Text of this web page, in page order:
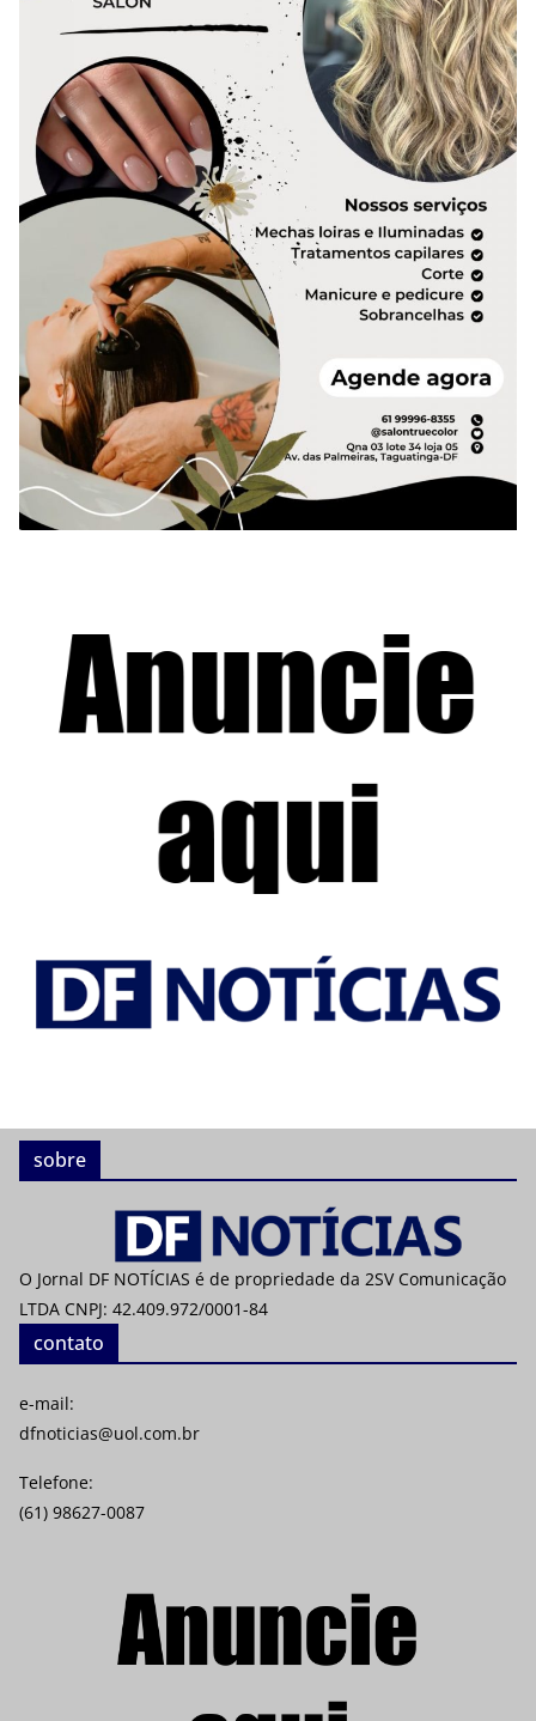
sobre
O Jornal DF NOTÍCIAS é de propriedade da 2SV Comunicação
LTDA CNPJ: 42.409.972/0001-84
contato
e-mail:
dfnoticias@uol.com.br
Telefone:
(61) 98627-0087